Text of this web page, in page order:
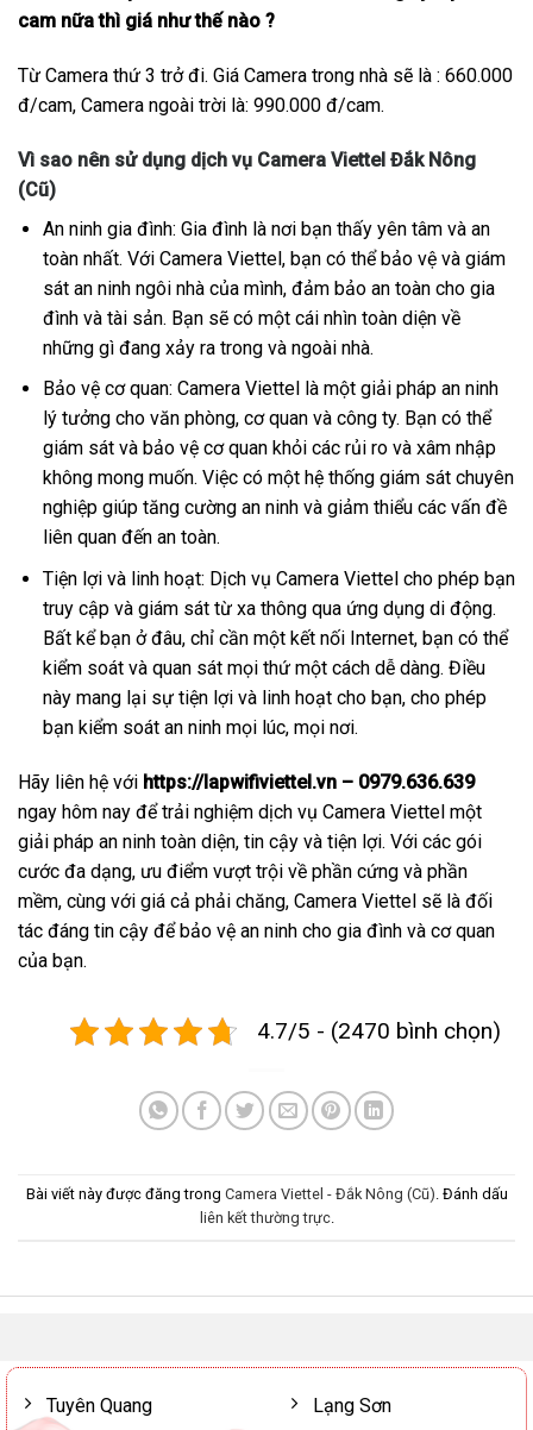
cam nữa thì giá như thế nào ?
Từ Camera thứ 3 trở đi. Giá Camera trong nhà sẽ là : 660.000
đ/cam, Camera ngoài trời là: 990.000 đ/cam.
Vì sao nên sử dụng dịch vụ Camera Viettel Đắk Nông
(Cũ)
An ninh gia đình: Gia đình là nơi bạn thấy yên tâm và an
toàn nhất. Với Camera Viettel, bạn có thể bảo vệ và giám
sát an ninh ngôi nhà của mình, đảm bảo an toàn cho gia
đình và tài sản. Bạn sẽ có một cái nhìn toàn diện về
những gì đang xảy ra trong và ngoài nhà.
Bảo vệ cơ quan: Camera Viettel là một giải pháp an ninh
lý tưởng cho văn phòng, cơ quan và công ty. Bạn có thể
giám sát và bảo vệ cơ quan khỏi các rủi ro và xâm nhập
không mong muốn. Việc có một hệ thống giám sát chuyên
nghiệp giúp tăng cường an ninh và giảm thiểu các vấn đề
liên quan đến an toàn.
Tiện lợi và linh hoạt: Dịch vụ Camera Viettel cho phép bạn
truy cập và giám sát từ xa thông qua ứng dụng di động.
Bất kể bạn ở đâu, chỉ cần một kết nối Internet, bạn có thể
kiểm soát và quan sát mọi thứ một cách dễ dàng. Điều
này mang lại sự tiện lợi và linh hoạt cho bạn, cho phép
bạn kiểm soát an ninh mọi lúc, mọi nơi.
Hãy liên hệ với https://lapwifiviettel.vn – 0979.636.639
ngay hôm nay để trải nghiệm dịch vụ Camera Viettel một
giải pháp an ninh toàn diện, tin cậy và tiện lợi. Với các gói
cước đa dạng, ưu điểm vượt trội về phần cứng và phần
mềm, cùng với giá cả phải chăng, Camera Viettel sẽ là đối
tác đáng tin cậy để bảo vệ an ninh cho gia đình và cơ quan
của bạn.
4.7/5 - (2470 bình chọn)
Bài viết này được đăng trong Camera Viettel - Đắk Nông (Cũ). Đánh dấu
liên kết thường trực.
Tuyên Quang Lạng Sơn